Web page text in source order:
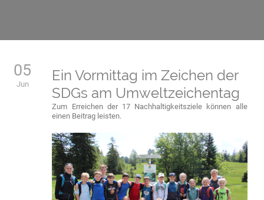
05
Jun
Ein Vormittag im Zeichen der
SDGs am Umweltzeichentag
Zum Erreichen der 17 Nachhaltigkeitsziele können alle
einen Beitrag leisten.